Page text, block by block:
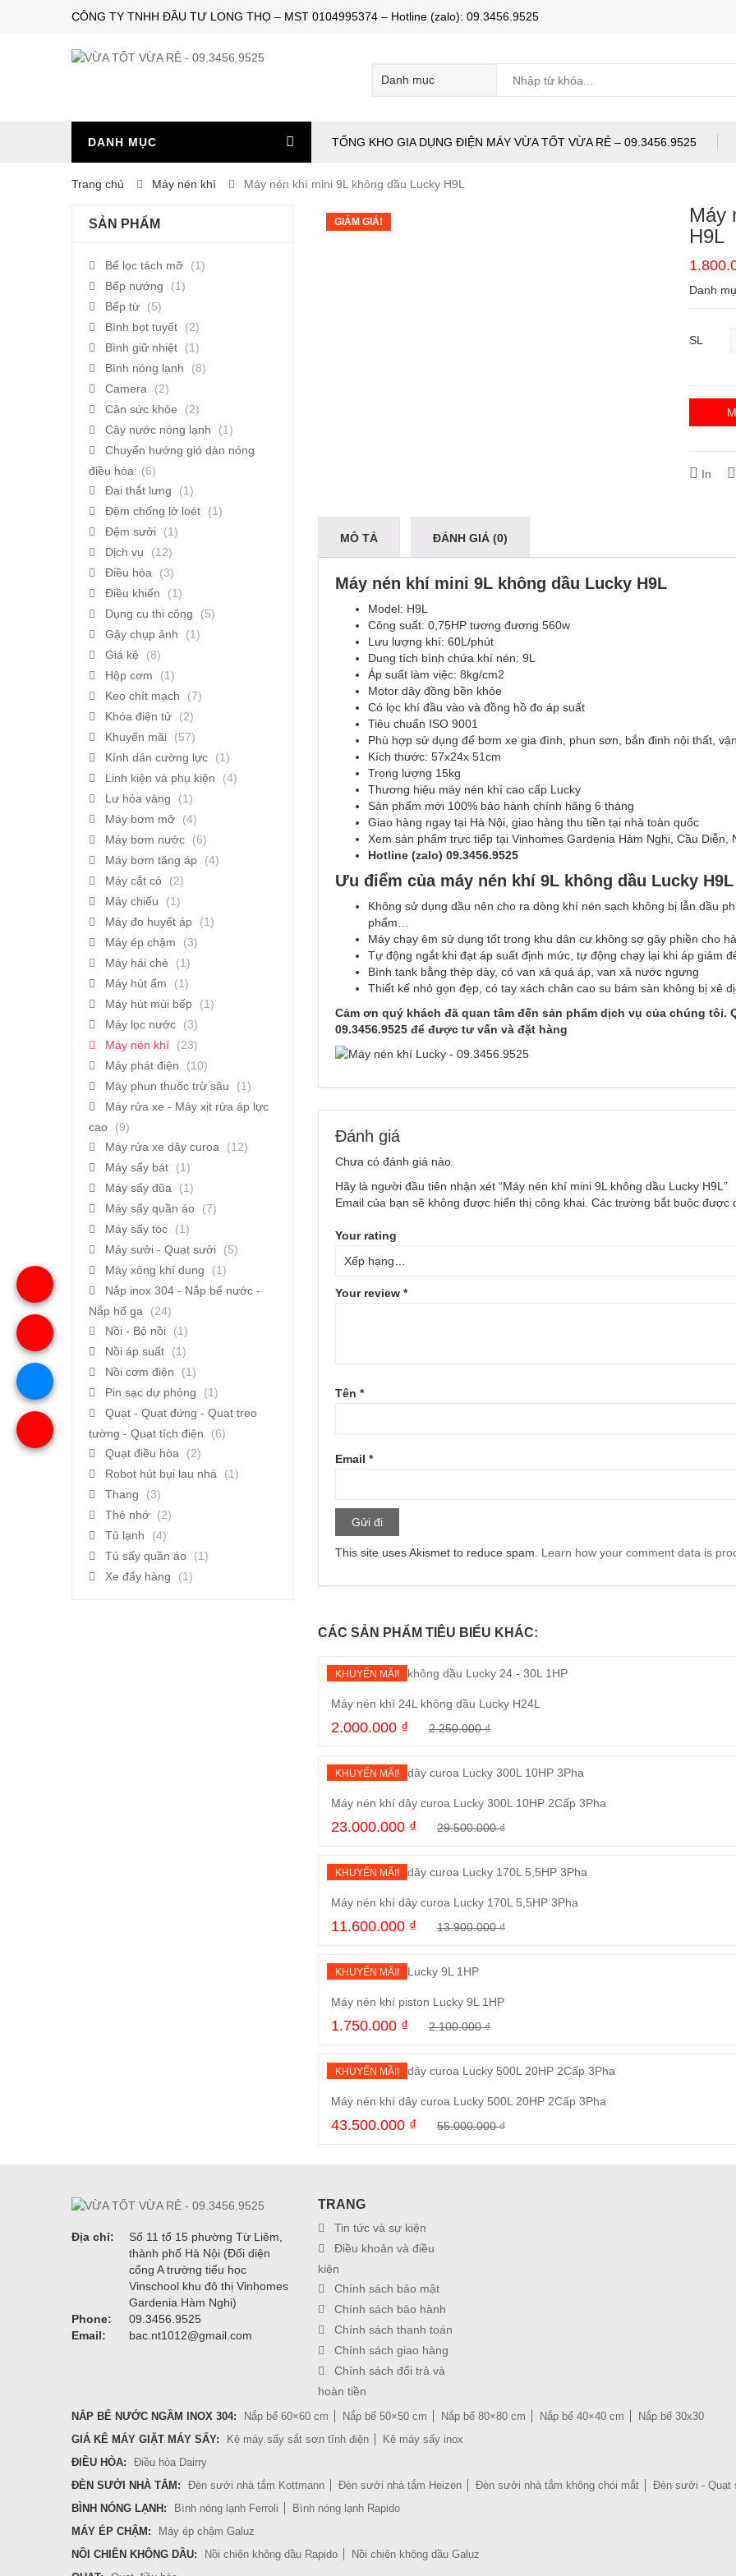
CÔNG TY TNHH ĐẦU TƯ LONG THỌ – MST 0104995374 – Hotline (zalo): 09.3456.9525
DANH MỤC TỔNG KHO GIA DỤNG ĐIỆN MÁY VỪA TỐT VỪA RẺ – 09.3456.9525
Trang chủ Máy nén khí Máy nén khí mini 9L không dầu Lucky H9L
GIẢM GIÁ!
Máy
H9L
Danh
SL
In
MÔ TẢ ĐÁNH GIÁ (0)
Máy nén khí mini 9L không dầu Lucky H9L
Model: H9L
Công suất: 0,75HP tương đương 560w
Lưu lượng khí: 60L/phút
Dung tích bình chứa khí nén: 9L
Áp suất làm việc: 8kg/cm2
Motor dây đồng bền khỏe
Có lọc khí đầu vào và đồng hồ đo áp suất
Tiêu chuẩn ISO 9001
Phù hợp sử dụng để bơm xe gia đình, phun sơn, bắn đinh nội thất,
Kích thước: 57x24x 51cm
Trọng lượng 15kg
Thương hiệu máy nén khí cao cấp Lucky
Sản phẩm mới 100% bảo hành chính hãng 6 tháng
Giao hàng ngay tại Hà Nội, giao hàng thu tiền tại nhà toàn quốc
Xem sản phẩm trực tiếp tại Vinhomes Gardenia Hàm Nghi, Cầu
Hotline (zalo) 09.3456.9525
Ưu điểm của máy nén khí 9L không dầu Lucky H9L
Không sử dụng dầu nên cho ra dòng khí nén sạch không bị lẫn dầu
phẩm…
Máy chạy êm sử dụng tốt trong khu dân cư không sợ gây phiền cho
Tự động ngắt khi đạt áp suất định mức, tự động chạy lại khi áp giảm
Bình tank bằng thép dày, có van xả quá áp, van xả nước ngưng
Thiết kế nhỏ gọn đẹp, có tay xách chân cao su bám sàn không bị xê
Cảm ơn quý khách đã quan tâm đến sản phẩm dịch vụ của chúng tôi.
09.3456.9525 để được tư vấn và đặt hàng
Đánh giá
Chưa có đánh giá nào.
Hãy là người đầu tiên nhận xét “Máy nén khí mini 9L không dầu Lucky H9L”
Email của bạn sẽ không được hiển thị công khai. Các trường bắt buộc được
Your rating
Your review *
Tên *
Email *
This site uses Akismet to reduce spam. Learn how your comment data is
CÁC SẢN PHẨM TIÊU BIỂU KHÁC:
KHUYẾN MÃI!
Máy nén khí 24L không dầu Lucky H24L
2.250.000₫
2.000.000 ₫
KHUYẾN MÃI!
Máy nén khí dây curoa Lucky 300L 10HP 2Cấp 3Pha
29.500.000₫
23.000.000 ₫
KHUYẾN MÃI!
Máy nén khí dây curoa Lucky 170L 5,5HP 3Pha
13.900.000₫
11.600.000 ₫
KHUYẾN MÃI!
Máy nén khí piston Lucky 9L 1HP
2.100.000₫
1.750.000 ₫
KHUYẾN MÃI!
Máy nén khí dây curoa Lucky 500L 20HP 2Cấp 3Pha
55.000.000₫
43.500.000 ₫
SẢN PHẨM
Bể lọc tách mỡ
(1)
Bếp nướng
(1)
Bếp từ
(5)
Bình bọt tuyết
(2)
Bình giữ nhiệt
(1)
Bình nóng lạnh
(8)
Camera
(2)
Cân sức khỏe
(2)
Cây nước nóng lạnh
(1)
Chuyển hướng gió dàn nóng
điều hòa
(6)
Đai thắt lưng
(1)
Đệm chống lở loét
(1)
Đệm sưởi
(1)
Dịch vụ
(12)
Điều hòa
(3)
Điều khiển
(1)
Dụng cụ thi công
(5)
Gậy chụp ảnh
(1)
Giá kệ
(8)
Hộp cơm
(1)
Keo chít mạch
(7)
Khóa điện tử
(2)
Khuyến mãi
(57)
Kính dán cường lực
(1)
Linh kiện và phụ kiện
(4)
Lư hóa vàng
(1)
Máy bơm mỡ
(4)
Máy bơm nước
(6)
Máy bơm tăng áp
(4)
Máy cắt cỏ
(2)
Máy chiếu
(1)
Máy đo huyết áp
(1)
Máy ép chậm
(3)
Máy hái chè
(1)
Máy hút ẩm
(1)
Máy hút mùi bếp
(1)
Máy lọc nước
(3)
Máy nén khí
(23)
Máy phát điện
(10)
Máy phun thuốc trừ sâu
(1)
Máy rửa xe - Máy xịt rửa áp lực
cao
(9)
Máy rửa xe dây curoa
(12)
Máy sấy bát
(1)
Máy sấy đũa
(1)
Máy sấy quần áo
(7)
Máy sấy tóc
(1)
Máy sưởi - Quạt sưởi
(5)
Máy xông khí dung
(1)
Nắp inox 304 - Nắp bể nước -
Nắp hố ga
(24)
Nồi - Bộ nồi
(1)
Nồi áp suất
(1)
Nồi cơm điện
(1)
Pin sạc dự phòng
(1)
Quạt - Quạt đứng - Quạt treo
tường - Quạt tích điện
(6)
Quạt điều hòa
(2)
Robot hút bụi lau nhà
(1)
Thang
(3)
Thẻ nhớ
(2)
Tủ lạnh
(4)
Tủ sấy quần áo
(1)
Xe đẩy hàng
(1)
Địa chỉ:
Số 11 tổ 15 phường Từ Liêm,
thành phố Hà Nội (Đối diện
cổng A trường tiểu học
Vinschool khu đô thị Vinhomes
Gardenia Hàm Nghi)
Phone:
09.3456.9525
Email:
bac.nt1012@gmail.com
TRANG
Tin tức và sự kiện
Điều khoản và điều
kiện
Chính sách bảo mật
Chính sách bảo hành
Chính sách thanh toán
Chính sách giao hàng
Chính sách đổi trả và
hoàn tiền
NẮP BỂ NƯỚC NGẦM INOX 304: Nắp bể 60×60 cm Nắp bể 50×50 cm Nắp bể 80×80 cm Nắp bể 40×40 cm
Nắp bể 30x30
GIÁ KÊ MÁY GIẶT MÁY SẤY:
Kệ máy sấy sắt sơn tĩnh điện
Kệ máy sấy inox
ĐIỀU HÒA:
Điều hòa Dairry
ĐÈN SƯỞI NHÀ TẮM:
Đèn sưởi nhà tắm Kottmann Đèn sưởi nhà tắm Heizen Đèn sưởi nhà tắm không chói mắt Đèn sưởi - Quạt
BÌNH NÓNG LẠNH:
Bình nóng lạnh Ferroli
Bình nóng lạnh Rapido
MÁY ÉP CHẬM:
Máy ép chậm Galuz
NỒI CHIÊN KHÔNG DẦU:
Nồi chiên không dầu Rapido
Nồi chiên không dầu Galuz